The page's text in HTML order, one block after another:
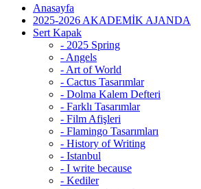
Anasayfa
2025-2026 AKADEMİK AJANDA
Sert Kapak
- 2025 Spring
- Angels
- Art of World
- Cactus Tasarımlar
- Dolma Kalem Defteri
- Farklı Tasarımlar
- Film Afişleri
- Flamingo Tasarımları
- History of Writing
- Istanbul
- I write because
- Kediler